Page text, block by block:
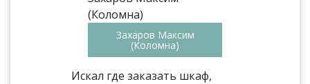
Захаров Максим
(Коломна)
Искал где заказать шкаф,